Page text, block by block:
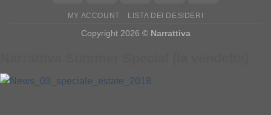
MY ACCOUNT LISTA DEI DESIDERI
Copyright 2026 © Narrattiva